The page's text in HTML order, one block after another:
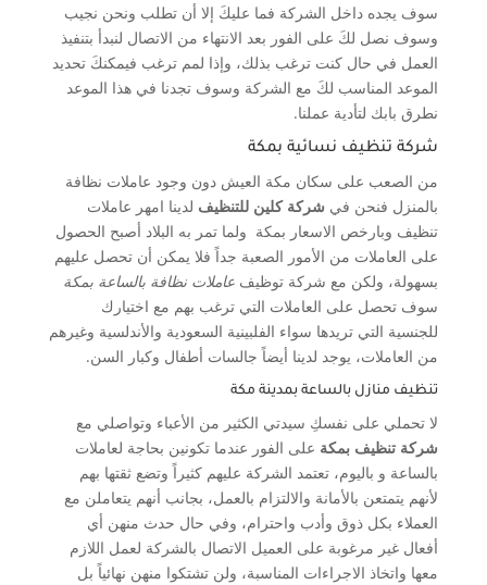
سوف يجده داخل الشركة فما عليكَ إلا أن تطلب ونحن نجيب
وسوف نصل لكَ على الفور بعد الانتهاء من الاتصال لنبدأ بتنفيذ
العمل في حال كنت ترغب بذلك، وإذا لمم ترغب فيمكنكَ تحديد
الموعد المناسب لكَ مع الشركة وسوف تجدنا في هذا الموعد
نطرق بابك لتأدية عملنا.
شركة تنظيف نسائية بمكة
من الصعب على سكان مكة العيش دون وجود عاملات نظافة
بالمنزل فنحن في شركة كلين للتنظيف لدينا امهر عاملات
تنظيف وبارخص الاسعار بمكة ولما تمر به البلاد أصبح الحصول
على العاملات من الأمور الصعبة جداً فلا يمكن أن تحصل عليهم
بسهولة، ولكن مع شركة توظيف عاملات نظافة بالساعة بمكة
سوف تحصل على العاملات التي ترغب بهم مع اختيارك
للجنسية التي تريدها سواء الفلبينية السعودية والأندلسية وغيرهم
من العاملات، يوجد لدينا أيضاً جالسات أطفال وكبار السن.
تنظيف منازل بالساعة بمدينة مكة
لا تحملي على نفسكِ سيدتي الكثير من الأعباء وتواصلي مع
شركة تنظيف بمكة على الفور عندما تكونين بحاجة لعاملات
بالساعة و باليوم، تعتمد الشركة عليهم كثيراً وتضع ثقتها بهم
لأنهم يتمتعن بالأمانة والالتزام بالعمل، بجانب أنهم يتعاملن مع
العملاء بكل ذوق وأدب واحترام، وفي حال حدث منهن أي
أفعال غير مرغوبة على العميل الاتصال بالشركة لعمل اللازم
معها واتخاذ الاجراءات المناسبة، ولن تشتكوا منهن نهائياً بل